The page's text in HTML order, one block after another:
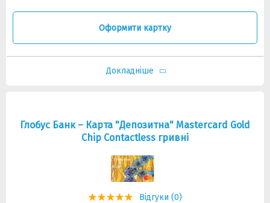
Оформити картку
Докладніше
Глобус Банк – Карта "Депозитна" Mastercard Gold
Chip Contactless гривні
Відгуки (0)